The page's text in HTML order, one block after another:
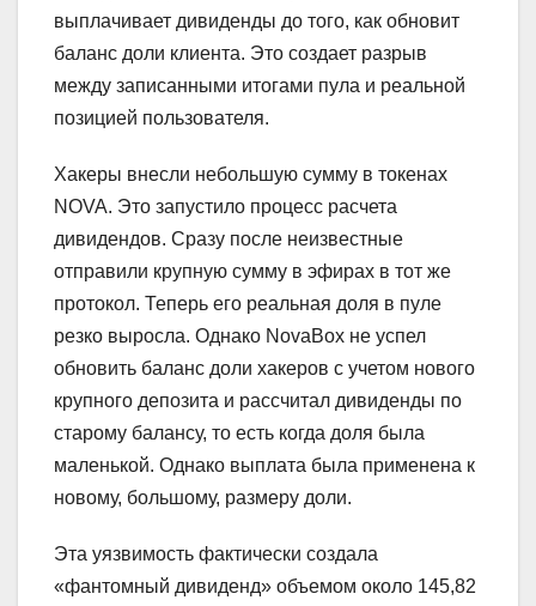
выплачивает дивиденды до того, как обновит
баланс доли клиента. Это создает разрыв
между записанными итогами пула и реальной
позицией пользователя.
Хакеры внесли небольшую сумму в токенах
NOVA. Это запустило процесс расчета
дивидендов. Сразу после неизвестные
отправили крупную сумму в эфирах в тот же
протокол. Теперь его реальная доля в пуле
резко выросла. Однако NovaBox не успел
обновить баланс доли хакеров с учетом нового
крупного депозита и рассчитал дивиденды по
старому балансу, то есть когда доля была
маленькой. Однако выплата была применена к
новому, большому, размеру доли.
Эта уязвимость фактически создала
«фантомный дивиденд» объемом около 145,82